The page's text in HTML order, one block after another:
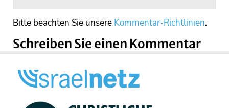
Bitte beachten Sie unsere Kommentar-Richtlinien.
Schreiben Sie einen Kommentar